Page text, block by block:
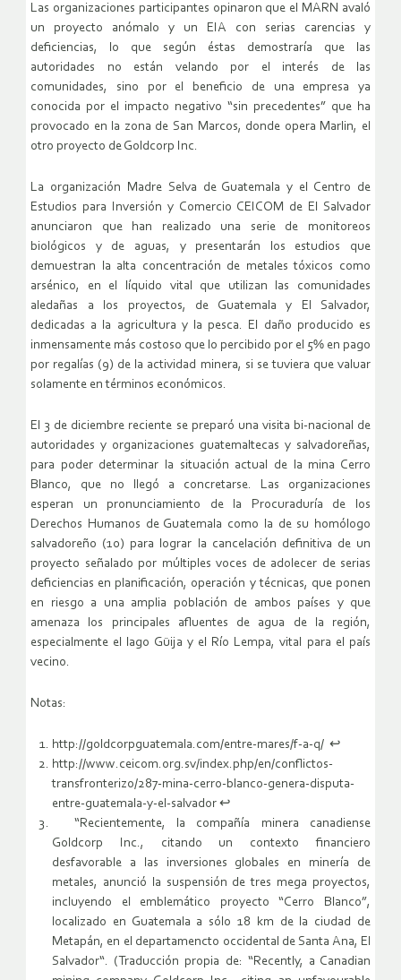
Las organizaciones participantes opinaron que el MARN avaló
un proyecto anómalo y un EIA con serias carencias y
deficiencias, lo que según éstas demostraría que las
autoridades no están velando por el interés de las
comunidades, sino por el beneficio de una empresa ya
conocida por el impacto negativo “sin precedentes” que ha
provocado en la zona de San Marcos, donde opera Marlin, el
otro proyecto de Goldcorp Inc.
La organización Madre Selva de Guatemala y el Centro de
Estudios para Inversión y Comercio CEICOM de El Salvador
anunciaron que han realizado una serie de monitoreos
biológicos y de aguas, y presentarán los estudios que
demuestran la alta concentración de metales tóxicos como
arsénico, en el líquido vital que utilizan las comunidades
aledañas a los proyectos, de Guatemala y El Salvador,
dedicadas a la agricultura y la pesca. El daño producido es
inmensamente más costoso que lo percibido por el 5% en pago
por regalías (9) de la actividad minera, si se tuviera que valuar
solamente en términos económicos.
El 3 de diciembre reciente se preparó una visita bi-nacional de
autoridades y organizaciones guatemaltecas y salvadoreñas,
para poder determinar la situación actual de la mina Cerro
Blanco, que no llegó a concretarse. Las organizaciones
esperan un pronunciamiento de la Procuraduría de los
Derechos Humanos de Guatemala como la de su homólogo
salvadoreño (10) para lograr la cancelación definitiva de un
proyecto señalado por múltiples voces de adolecer de serias
deficiencias en planificación, operación y técnicas, que ponen
en riesgo a una amplia población de ambos países y que
amenaza los principales afluentes de agua de la región,
especialmente el lago Güija y el Río Lempa, vital para el país
vecino.
Notas:
http://goldcorpguatemala.com/entre-mares/f-a-q/ ↩
http://www.ceicom.org.sv/index.php/en/conflictos-
transfronterizo/287-mina-cerro-blanco-genera-disputa-
entre-guatemala-y-el-salvador ↩
“Recientemente, la compañía minera canadiense
Goldcorp Inc., citando un contexto financiero
desfavorable a las inversiones globales en minería de
metales, anunció la suspensión de tres mega proyectos,
incluyendo el emblemático proyecto “Cerro Blanco”,
localizado en Guatemala a sólo 18 km de la ciudad de
Metapán, en el departamencto occidental de Santa Ana, El
Salvador“. (Traducción propia de: “Recently, a Canadian